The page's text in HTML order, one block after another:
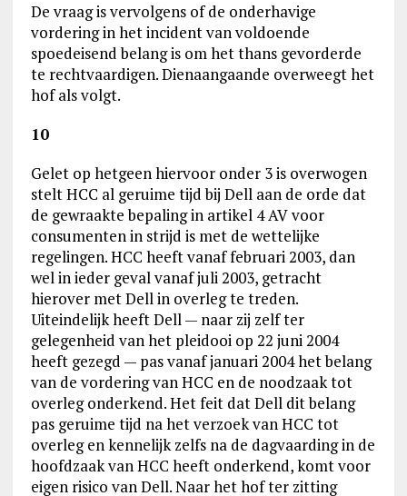
De vraag is vervolgens of de onderhavige
vordering in het incident van voldoende
spoedeisend belang is om het thans gevorderde
te rechtvaardigen. Dienaangaande overweegt het
hof als volgt.
10
Gelet op hetgeen hiervoor onder 3 is overwogen
stelt HCC al geruime tijd bij Dell aan de orde dat
de gewraakte bepaling in artikel 4 AV voor
consumenten in strijd is met de wettelijke
regelingen. HCC heeft vanaf februari 2003, dan
wel in ieder geval vanaf juli 2003, getracht
hierover met Dell in overleg te treden.
Uiteindelijk heeft Dell — naar zij zelf ter
gelegenheid van het pleidooi op 22 juni 2004
heeft gezegd — pas vanaf januari 2004 het belang
van de vordering van HCC en de noodzaak tot
overleg onderkend. Het feit dat Dell dit belang
pas geruime tijd na het verzoek van HCC tot
overleg en kennelijk zelfs na de dagvaarding in de
hoofdzaak van HCC heeft onderkend, komt voor
eigen risico van Dell. Naar het hof ter zitting